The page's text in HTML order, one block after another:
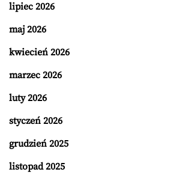
lipiec 2026
maj 2026
kwiecień 2026
marzec 2026
luty 2026
styczeń 2026
grudzień 2025
listopad 2025